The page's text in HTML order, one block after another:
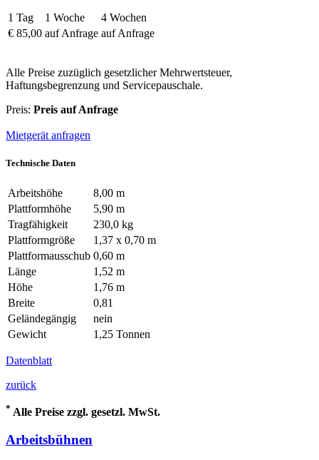
1 Tag 1 Woche
4 Wochen
€ 85,00 auf Anfrage auf Anfrage
Alle Preise zuzüglich gesetzlicher Mehrwertsteuer,
Haftungsbegrenzung und Servicepauschale.
Preis: Preis auf Anfrage
Mietgerät anfragen
Technische Daten
Arbeitshöhe
8,00 m
Plattformhöhe
5,90 m
Tragfähigkeit
230,0 kg
Plattformgröße
1,37 x 0,70 m
Plattformausschub 0,60 m
Länge
1,52 m
Höhe
1,76 m
Breite
0,81
Geländegängig
nein
Gewicht
1,25 Tonnen
Datenblatt
zurück
* Alle Preise zzgl. gesetzl. MwSt.
Arbeitsbühnen